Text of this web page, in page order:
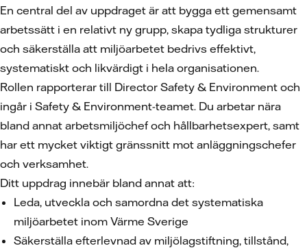
En central del av uppdraget är att bygga ett gemensamt
arbetssätt i en relativt ny grupp, skapa tydliga strukturer
och säkerställa att miljöarbetet bedrivs effektivt,
systematiskt och likvärdigt i hela organisationen.
Rollen rapporterar till Director Safety & Environment och
ingår i Safety & Environment-teamet. Du arbetar nära
bland annat arbetsmiljöchef och hållbarhetsexpert, samt
har ett mycket viktigt gränssnitt mot anläggningschefer
och verksamhet.
Ditt uppdrag innebär bland annat att:
Leda, utveckla och samordna det systematiska
miljöarbetet inom Värme Sverige
Säkerställa efterlevnad av miljölagstiftning, tillstånd,